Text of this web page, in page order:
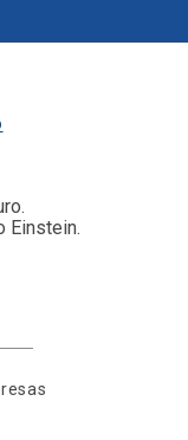
Einstein.